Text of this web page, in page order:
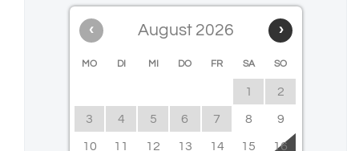
‹ ›
August 2026
MO DI MI DO FR SA SO
1 2
3 4 5 6 7 8 9
10 11 12 13 14 15 16